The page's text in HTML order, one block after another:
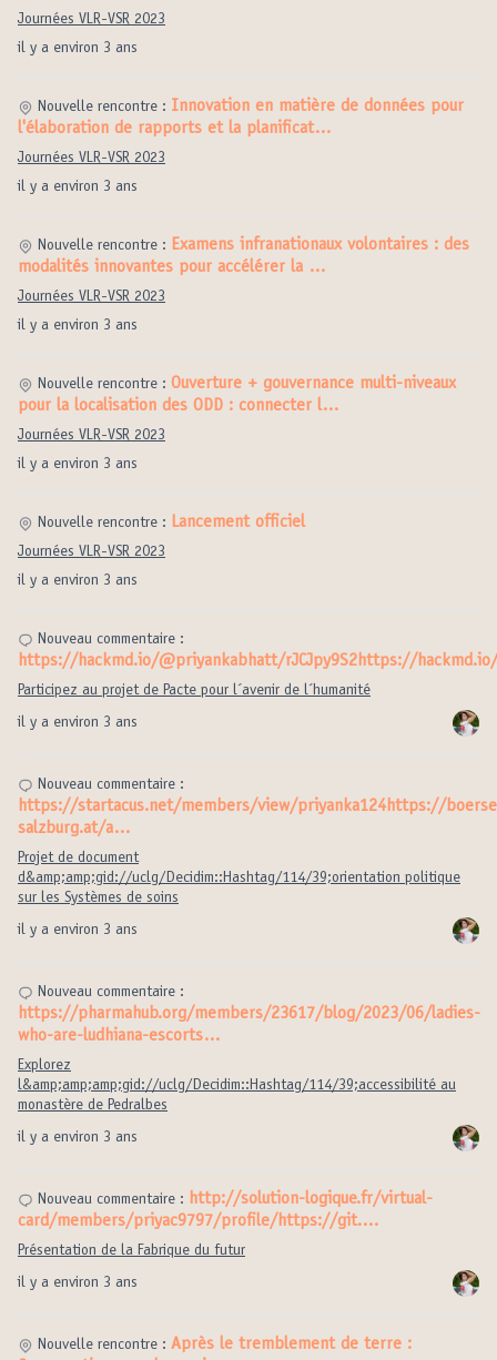
il y a environ 3 ans
Journées VLR-VSR 2023
il y a environ 3 ans
Nouvelle rencontre : Innovation en matière de données pour
l'élaboration de rapports et la planificat…
Journées VLR-VSR 2023
il y a environ 3 ans
Nouvelle rencontre : Examens infranationaux volontaires : des
modalités innovantes pour accélérer la …
Journées VLR-VSR 2023
il y a environ 3 ans
Nouvelle rencontre : Ouverture + gouvernance multi-niveaux
pour la localisation des ODD : connecter l…
Journées VLR-VSR 2023
il y a environ 3 ans
Nouvelle rencontre : Lancement officiel
Journées VLR-VSR 2023
il y a environ 3 ans
Nouveau commentaire :
https://hackmd.io/@priyankabhatt/rJCJpy9S2https://
Participez au projet de Pacte pour l´avenir de l´humanité
il y a environ 3 ans
Nouveau commentaire :
https://startacus.net/members/view/priyanka124https://
salzburg.at/a…
Projet de document
d&amp;amp;gid://uclg/Decidim::Hashtag/114/39;orientation politique
sur les Systèmes de soins
il y a environ 3 ans
Nouveau commentaire :
https://pharmahub.org/members/23617/blog/2023/06/ladies-
who-are-ludhiana-escorts…
Explorez
l&amp;amp;amp;gid://uclg/Decidim::Hashtag/114/39;accessibilité au
monastère de Pedralbes
il y a environ 3 ans
Nouveau commentaire : http://solution-logique.fr/virtual-
card/members/priyac9797/profile/https://git.…
Présentation de la Fabrique du futur
Nouvelle rencontre : Après le tremblement de terre :